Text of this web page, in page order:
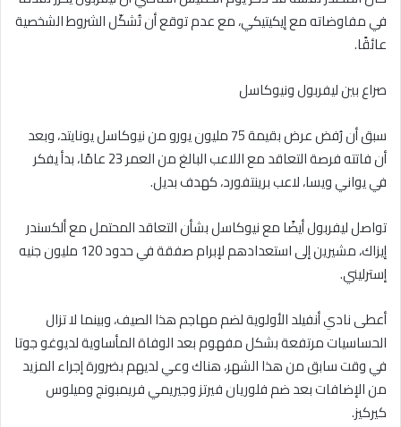
في مفاوضاته مع إيكيتيكي، مع عدم توقع أن تُشكّل الشروط الشخصية
عائقًا.
صراع بين ليفربول ونيوكاسل
سبق أن رُفض عرض بقيمة 75 مليون يورو من نيوكاسل يونايتد، وبعد
أن فاتته فرصة التعاقد مع اللاعب البالغ من العمر 23 عامًا، بدأ يفكر
في يواني ويسا، لاعب برينتفورد، كهدف بديل.
تواصل ليفربول أيضًا مع نيوكاسل بشأن التعاقد المحتمل مع ألكسندر
إيزاك، مشيرين إلى استعدادهم لإبرام صفقة في حدود 120 مليون جنيه
إسترليني.
أعطى نادي أنفيلد الأولوية لضم مهاجم هذا الصيف، وبينما لا تزال
الحساسيات مرتفعة بشكل مفهوم بعد الوفاة المأساوية لديوغو جوتا
في وقت سابق من هذا الشهر، هناك وعي لديهم بضرورة إجراء المزيد
من الإضافات بعد ضم فلوريان فيرتز وجيريمي فريمبونج وميلوس
كيركيز.